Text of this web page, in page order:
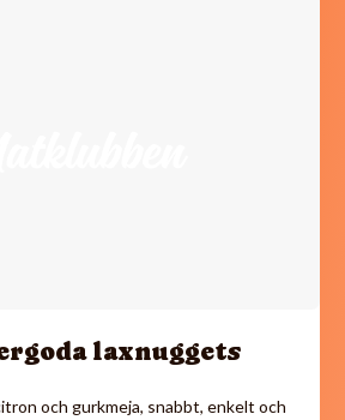
laxnuggets
och gurkmeja, snabbt, enkelt och